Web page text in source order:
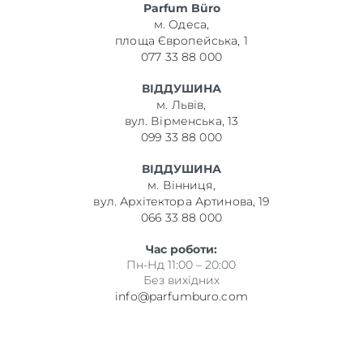
Parfum Büro
м. Одеса,
площа Європейська, 1
077 33 88 000
ВІДДУШИНА
м. Львів,
вул. Вірменська, 13
099 33 88 000
ВІДДУШИНА
м. Вінниця,
вул. Архітектора Артинова, 19
066 33 88 000
Час роботи:
Пн-Нд 11:00 – 20:00
Без вихідних
info@parfumburo.com